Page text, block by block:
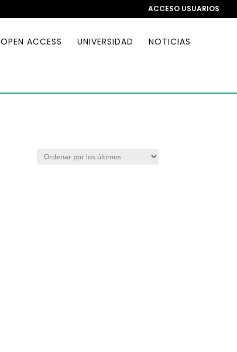
ACCESO USUARIOS
OPEN ACCESS UNIVERSIDAD NOTICIAS